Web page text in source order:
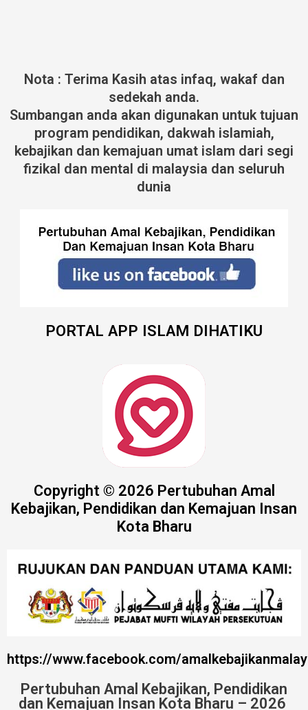
Nota : Terima Kasih atas infaq, wakaf dan
sedekah anda.
Sumbangan anda akan digunakan untuk tujuan
program pendidikan, dakwah islamiah,
kebajikan dan kemajuan umat islam dari segi
fizikal dan mental di malaysia dan seluruh
dunia
PORTAL APP ISLAM DIHATIKU
Copyright © 2026 Pertubuhan Amal
Kebajikan, Pendidikan dan Kemajuan Insan
Kota Bharu
https://www.facebook.com/
Pertubuhan Amal Kebajikan, Pendidikan
dan Kemajuan Insan Kota Bharu – 2026